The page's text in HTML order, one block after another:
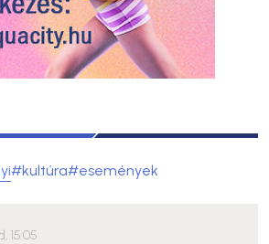
#kultúra#események
15:05